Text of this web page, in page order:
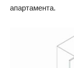
апартамента.